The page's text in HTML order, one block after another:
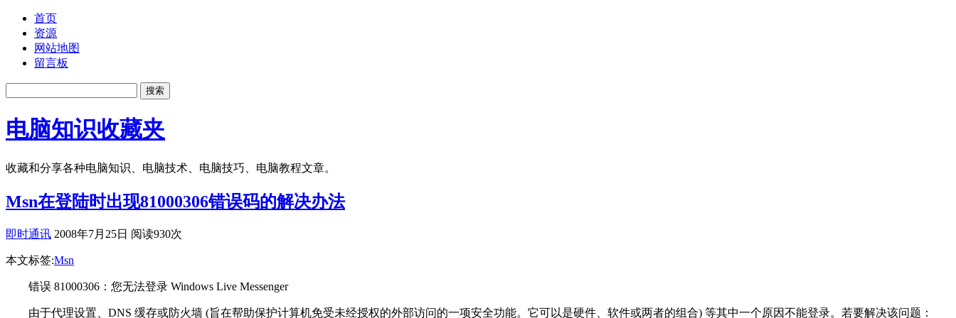
首页
资源
网站地图
留言板
电脑知识收藏夹
收藏和分享各种电脑知识、电脑技术、电脑技巧、电脑教程文章。
Msn在登陆时出现81000306错误码的解决办法
即时通讯 2008年7月25日 阅读930次
本文标签:Msn
错误 81000306：您无法登录 Windows Live Messenger
由于代理设置、DNS 缓存或防火墙 (旨在帮助保护计算机免受未经授权的外部访问的一项安全功能。它可以是硬件、软件或两者的组合) 等其中一个原因不能登录。若要解决该问题：